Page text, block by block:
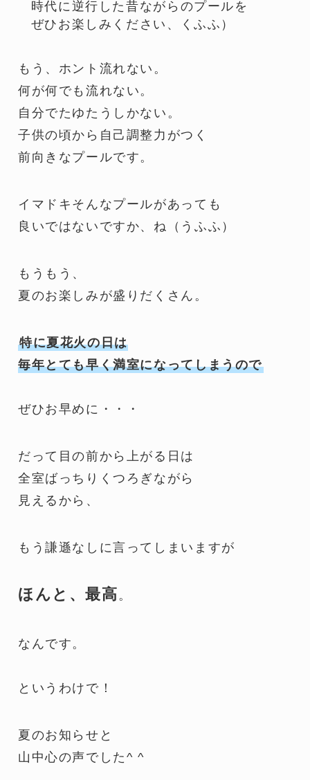
時代に逆行した昔ながらのプールを
ぜひお楽しみください、くふふ）
もう、ホント流れない。
何が何でも流れない。
自分でたゆたうしかない。
子供の頃から自己調整力がつく
前向きなプールです。
イマドキそんなプールがあっても
良いではないですか、ね（うふふ）
もうもう、
夏のお楽しみが盛りだくさん。
特に夏花火の日は
毎年とても早く満室になってしまうので
ぜひお早めに・・・
だって目の前から上がる日は
全室ばっちりくつろぎながら
見えるから、
もう謙遜なしに言ってしまいますが
ほんと、最高 。
なんです。
というわけで！
夏のお知らせと
山中心の声でした^ ^